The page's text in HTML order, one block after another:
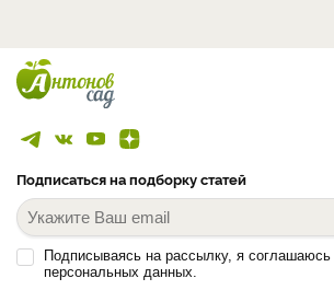
Подписаться на подборку статей
Подписываясь на рассылку, я соглашаюсь
персональных данных.